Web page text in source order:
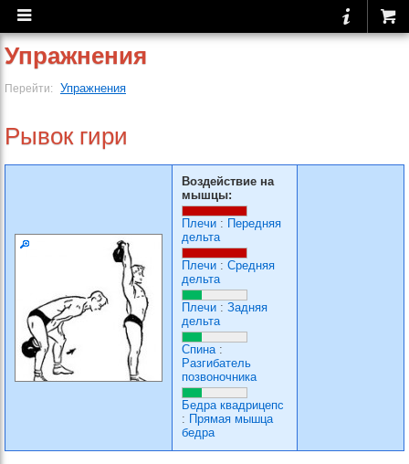
Упражнения
Перейти: Упражнения
Рывок гири
Воздействие на
мышцы:
Плечи : Передняя
дельта
Плечи : Средняя
дельта
Плечи : Задняя
дельта
Спина:
Разгибатель
позвоночника
Бедра квадрицепс
: Прямая мышца
бедра